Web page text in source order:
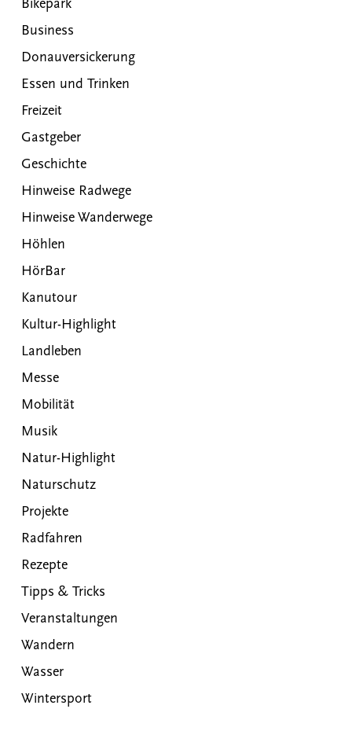
Bikepark
Business
Donauversickerung
Essen und Trinken
Freizeit
Gastgeber
Geschichte
Hinweise Radwege
Hinweise Wanderwege
Höhlen
HörBar
Kanutour
Kultur-Highlight
Landleben
Messe
Mobilität
Musik
Natur-Highlight
Naturschutz
Projekte
Radfahren
Rezepte
Tipps & Tricks
Veranstaltungen
Wandern
Wasser
Wintersport